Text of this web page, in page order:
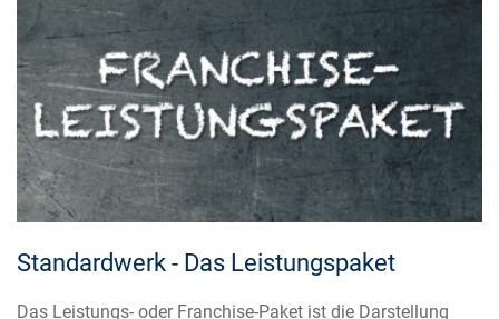
Standardwerk - Das Leistungspaket
Das Leistungs- oder Franchise-Paket ist die Darstellung